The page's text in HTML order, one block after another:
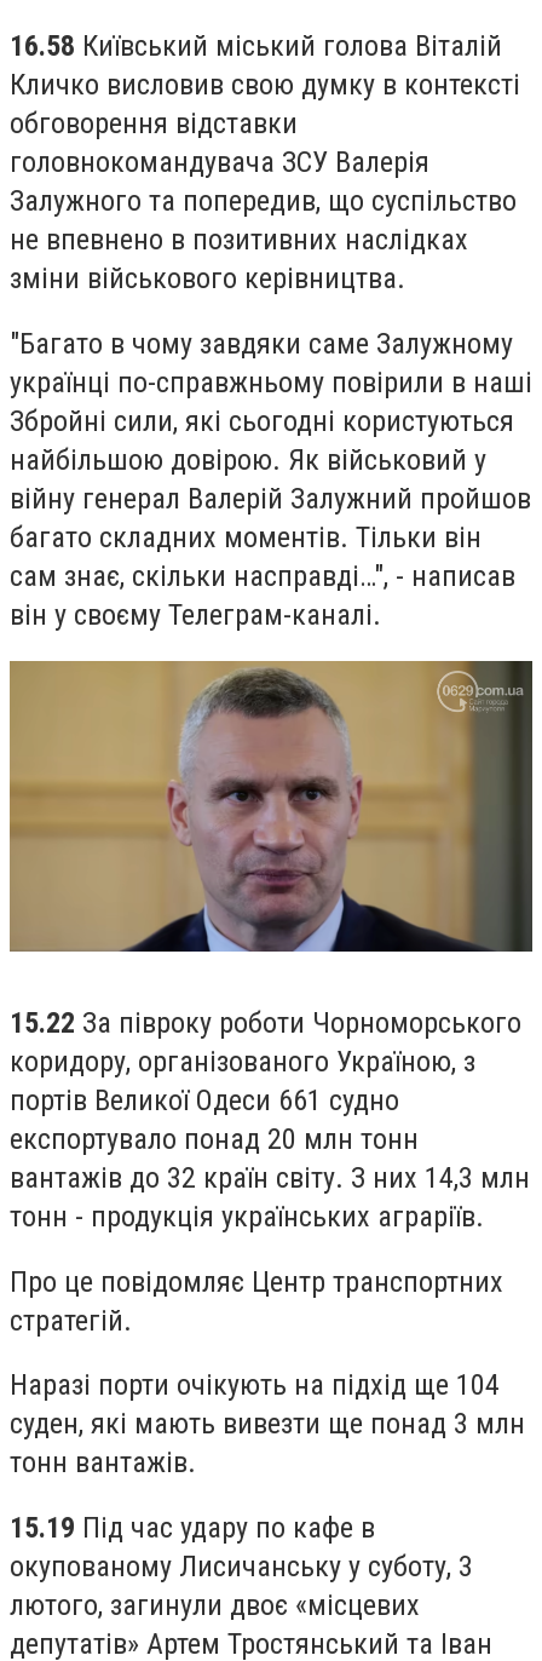
16.58 Київський міський голова Віталій
Кличко висловив свою думку в контексті
обговорення відставки
головнокомандувача ЗСУ Валерія
Залужного та попередив, що суспільство
не впевнено в позитивних наслідках
зміни військового керівництва.
"Багато в чому завдяки саме Залужному
українці по-справжньому повірили в наші
Збройні сили, які сьогодні користуються
найбільшою довірою. Як військовий у
війну генерал Валерій Залужний пройшов
багато складних моментів. Тільки він
сам знає, скільки насправді…", - написав
він у своєму Телеграм-каналі.
15.22 За півроку роботи Чорноморського
коридору, організованого Україною, з
портів Великої Одеси 661 судно
експортувало понад 20 млн тонн
вантажів до 32 країн світу. З них 14,3 млн
тонн - продукція українських аграріїв.
Про це повідомляє Центр транспортних
стратегій.
Наразі порти очікують на підхід ще 104
суден, які мають вивезти ще понад 3 млн
тонн вантажів.
15.19 Під час удару по кафе в
окупованому Лисичанську у суботу, 3
лютого, загинули двоє «місцевих
депутатів» Артем Тростянський та Іван